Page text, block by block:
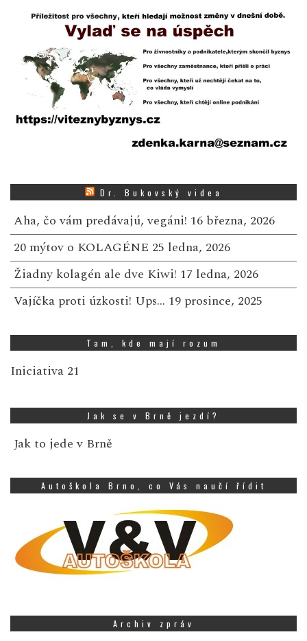
Dr. Bukovský videa
Aha, čo vám predávajú, vegáni! 16 března, 2026
20 mýtov o KOLAGÉNE 25 ledna, 2026
Žiadny kolagén ale dve Kiwi! 17 ledna, 2026
Vajíčka proti úzkosti! Ups… 19 prosince, 2025
Tam, kde mají rozum
Iniciativa 21
Jak se v Brně jezdí?
Jak to jede v Brně
Autoškola Brno, co Vás naučí řídit
Archiv zpráv